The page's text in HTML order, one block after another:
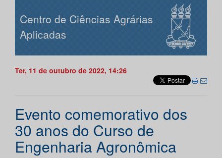
Centro de Ciências Agrárias
Aplicadas
Ter, 11 de outubro de 2022, 14:26
Evento comemorativo dos
30 anos do Curso de
Engenharia Agronômica